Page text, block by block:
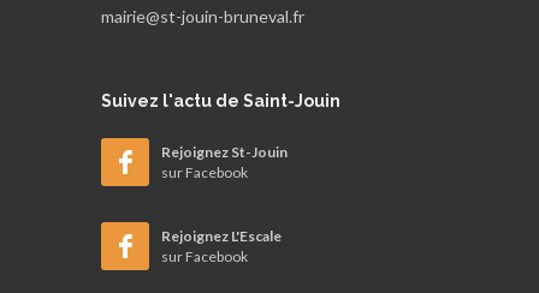
mairie@st-jouin-bruneval.fr
Suivez l'actu de Saint-Jouin
Rejoignez St-Jouin
sur Facebook
Rejoignez L'Escale
sur Facebook